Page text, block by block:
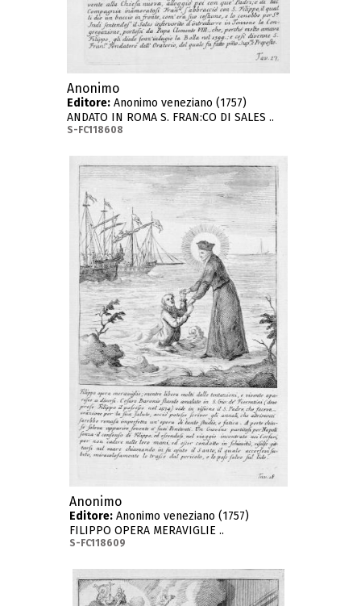
Anonimo
Editore: Anonimo veneziano (1757)
ANDATO IN ROMA S. FRAN:CO DI SALES ..
S-FC118608
Anonimo
Editore: Anonimo veneziano (1757)
FILIPPO OPERA MERAVIGLIE ..
S-FC118609